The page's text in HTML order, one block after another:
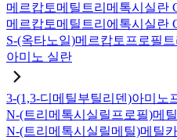
메르캅토메틸트리메톡시실란
메르캅토메틸트리에톡시실란
S-(옥타노일)메르캅토프로필
아미노 실란
3-(1,3-디메틸부틸리덴)아미노
N-(트리메톡시실릴프로필)메
N-(트리메톡시실릴메틸)메틸